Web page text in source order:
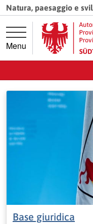
Vai direttamente alla
Vai al contenuto
Natura, paesaggio e
Menu
Base giuridica